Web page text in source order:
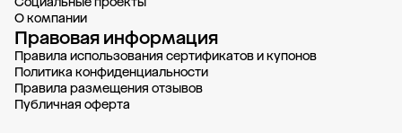
О компании
Правовая информация
Правила использования сертификатов и купонов
Политика конфиденциальности
Правила размещения отзывов
Публичная оферта